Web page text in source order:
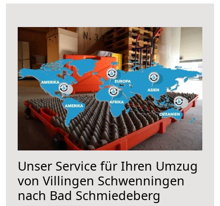
Unser Service für Ihren Umzug
von Villingen Schwenningen
nach Bad Schmiedeberg